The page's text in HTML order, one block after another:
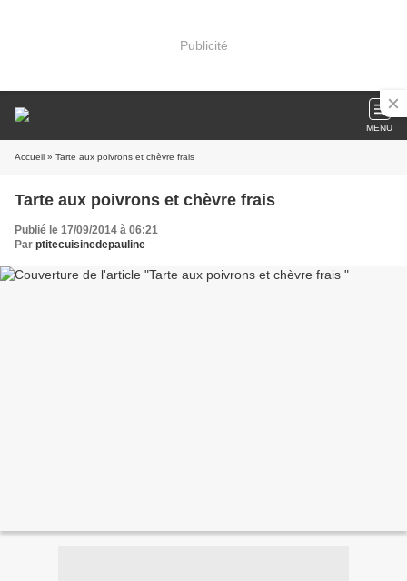
Publicité
MENU
Accueil » Tarte aux poivrons et chèvre frais
Tarte aux poivrons et chèvre frais
Publié le 17/09/2014 à 06:21
Par ptitecuisinedepauline